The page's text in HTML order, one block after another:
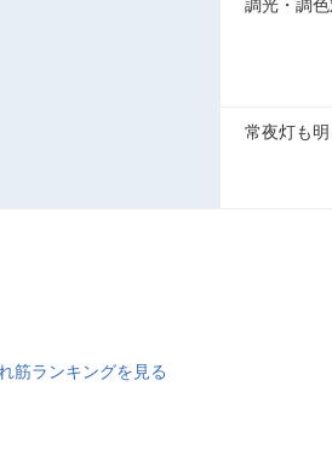
調光・調
常夜灯も明
筋ランキングを見る